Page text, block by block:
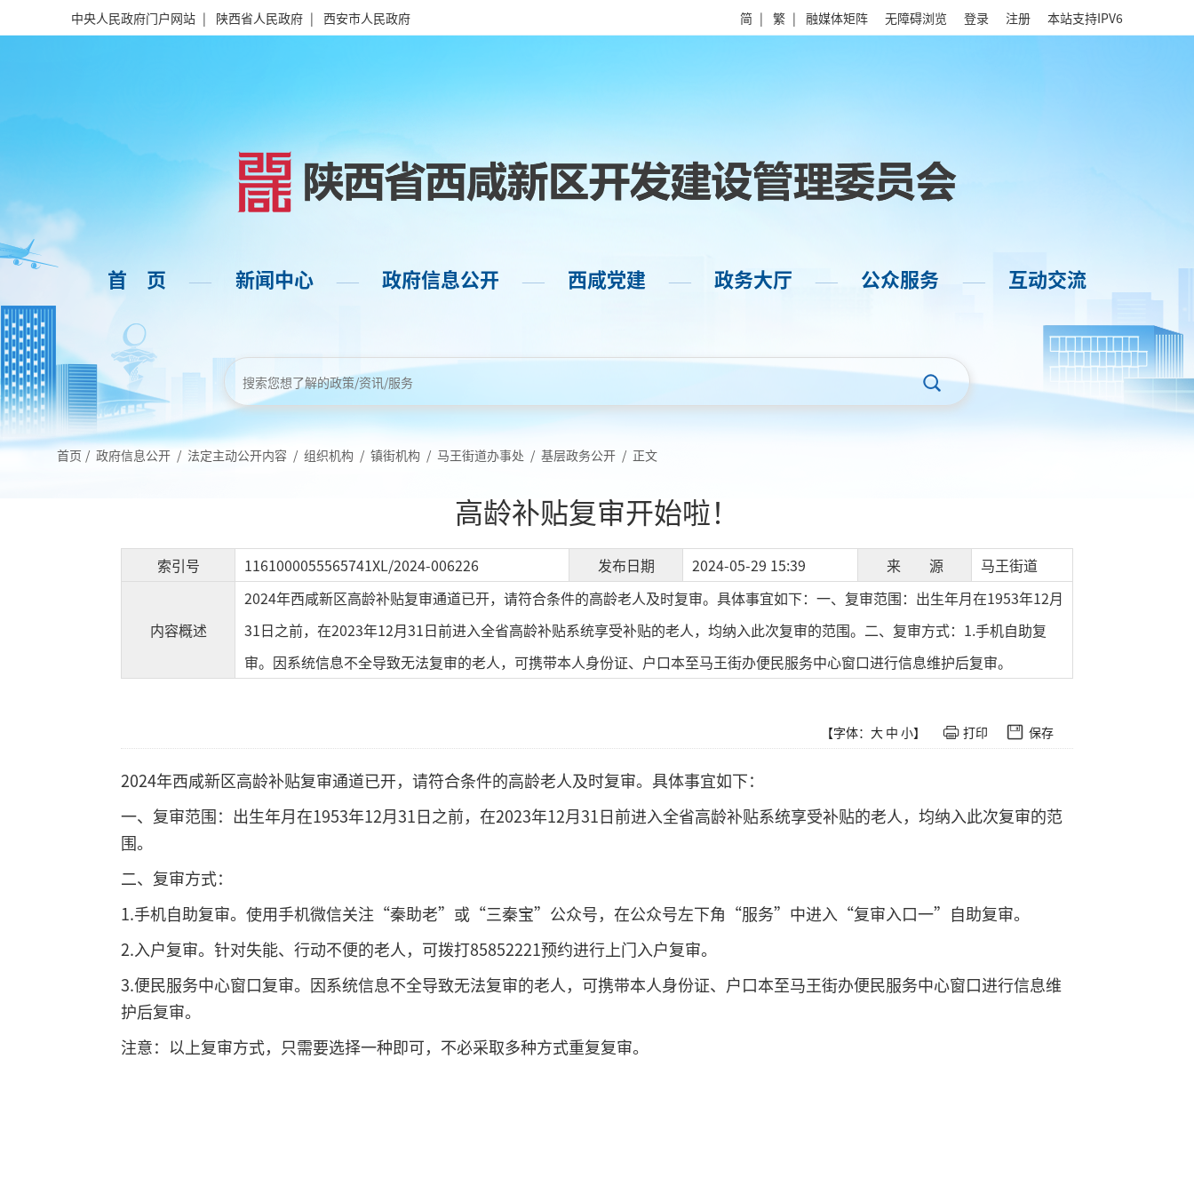
中央人民政府门户网站 | 陕西省人民政府 | 西安市人民政府 简 | 繁 | 融媒体矩阵 无障碍浏览 登录 注册 本站支持IPV6
首 页 —— 新闻中心 —— 政府信息公开 —— 西咸党建 —— 政务大厅 —— 公众服务 —— 互动交流
首页 / 政府信息公开 / 法定主动公开内容 / 组织机构 / 镇街机构 / 马王街道办事处 / 基层政务公开 / 正文
高龄补贴复审开始啦！
索引号 1161000055565741XL/2024-006226 发布日期 2024-05-29 15:39 来 源 马王街道
内容概述
2024年西咸新区高龄补贴复审通道已开，请符合条件的高龄老人及时复审。具体事宜如下：一、复审范围：出生年月在1953年12月
31日之前，在2023年12月31日前进入全省高龄补贴系统享受补贴的老人，均纳入此次复审的范围。二、复审方式：1.手机自助复
审。因系统信息不全导致无法复审的老人，可携带本人身份证、户口本至马王街办便民服务中心窗口进行信息维护后复审。
【字体： 大 中 小】 打印 保存
2024年西咸新区高龄补贴复审通道已开，请符合条件的高龄老人及时复审。具体事宜如下：
一、复审范围：出生年月在1953年12月31日之前，在2023年12月31日前进入全省高龄补贴系统享受补贴的老人，均纳入此次复审的范
围。
二、复审方式：
1.手机自助复审。使用手机微信关注“秦助老”或“三秦宝”公众号，在公众号左下角“服务”中进入“复审入口一”自助复审。
2.入户复审。针对失能、行动不便的老人，可拨打85852221预约进行上门入户复审。
3.便民服务中心窗口复审。因系统信息不全导致无法复审的老人，可携带本人身份证、户口本至马王街办便民服务中心窗口进行信息维
护后复审。
注意：以上复审方式，只需要选择一种即可，不必采取多种方式重复复审。